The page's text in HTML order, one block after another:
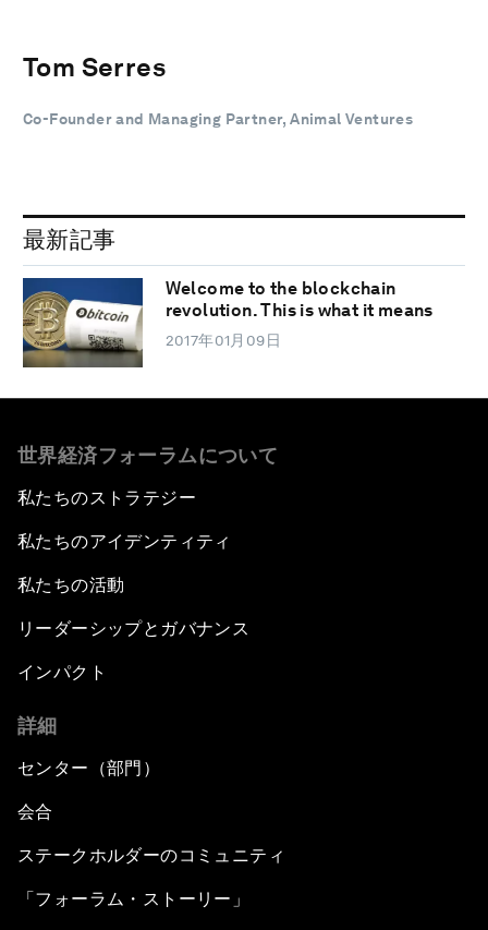
Tom Serres
Co-Founder and Managing Partner, Animal Ventures
最新記事
Welcome to the blockchain
revolution. This is what it means
2017年01月09日
世界経済フォーラムについて
私たちのストラテジー
私たちのアイデンティティ
私たちの活動
リーダーシップとガバナンス
インパクト
詳細
センター（部門）
会合
ステークホルダーのコミュニティ
「フォーラム・ストーリー」